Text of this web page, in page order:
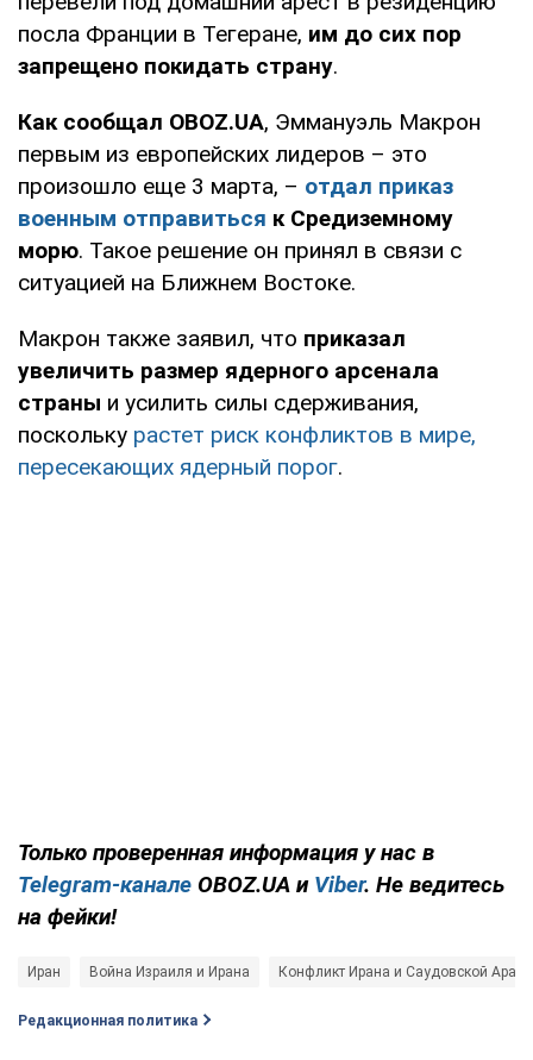
посла Франции в Тегеране, им до сих пор
запрещено покидать страну.
Как сообщал OBOZ.UA, Эммануэль Макрон
первым из европейских лидеров – это
произошло еще 3 марта, – отдал приказ
военным отправиться к Средиземному
морю. Такое решение он принял в связи с
ситуацией на Ближнем Востоке.
Макрон также заявил, что приказал
увеличить размер ядерного арсенала
страны и усилить силы сдерживания,
поскольку растет риск конфликтов в мире,
пересекающих ядерный порог.
Только проверенная информация у нас в
Telegram-канале OBOZ.UA и Viber. Не ведитесь
на фейки!
Иран Война Израиля и Ирана Конфликт Ирана и Саудовской
Редакционная политика